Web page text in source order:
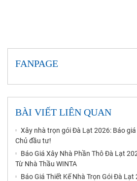
FANPAGE
BÀI VIẾT LIÊN QUAN
Xây nhà trọn gói Đà Lạt 2026: Báo
Chủ đầu tư!
Báo Giá Xây Nhà Phần Thô Đà Lạt
Từ Nhà Thầu WINTA
Báo Giá Thiết Kế Nhà Trọn Gói Đà